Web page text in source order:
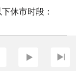
休市时段：